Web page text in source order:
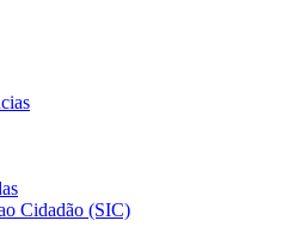
Cidadão (SIC)